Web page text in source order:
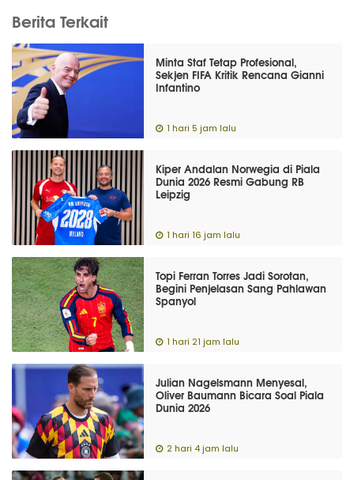
Berita Terkait
Minta Staf Tetap Profesional,
Sekjen FIFA Kritik Rencana Gianni
Infantino
1 hari 5 jam lalu
Kiper Andalan Norwegia di Piala
Dunia 2026 Resmi Gabung RB
Leipzig
1 hari 16 jam lalu
Topi Ferran Torres Jadi Sorotan,
Begini Penjelasan Sang Pahlawan
Spanyol
1 hari 21 jam lalu
Julian Nagelsmann Menyesal,
Oliver Baumann Bicara Soal Piala
Dunia 2026
2 hari 4 jam lalu